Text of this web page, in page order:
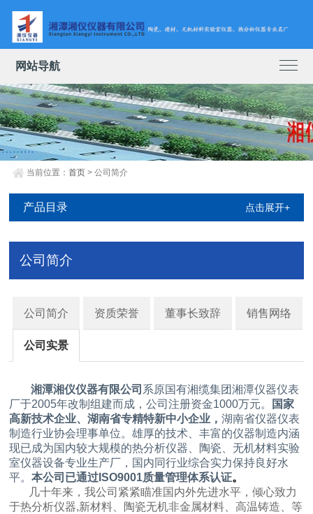
网站导航
当前位置：首页 > 公司简介
产品目录 点击展开+
公司简介
公司简介 资质荣誉 董事长致辞 销售网络
公司实景
湘潭湘仪仪器有限公司 系原国有湘缆集团湘潭仪器仪表
厂于2005年改制组建而成，公司注册资金1000万元。
国家
高新技术企业、湖南省专精特新中小企业，湖南省仪器仪表
制造行业协会理事单位。雄厚的技术、丰富的仪器制造内涵
现已成为国内较大规模的热分析仪器、陶瓷、无机材料实验
室仪器设备专业生产厂，国内同行业综合实力保持良好水
平。本公司已通过ISO9001质量管理体系认证。
几十年来，我公司紧紧瞄准国内外先进水平，倾心致力
于热分析仪器,新材料、陶瓷无机非金属材料、高温铸造、等